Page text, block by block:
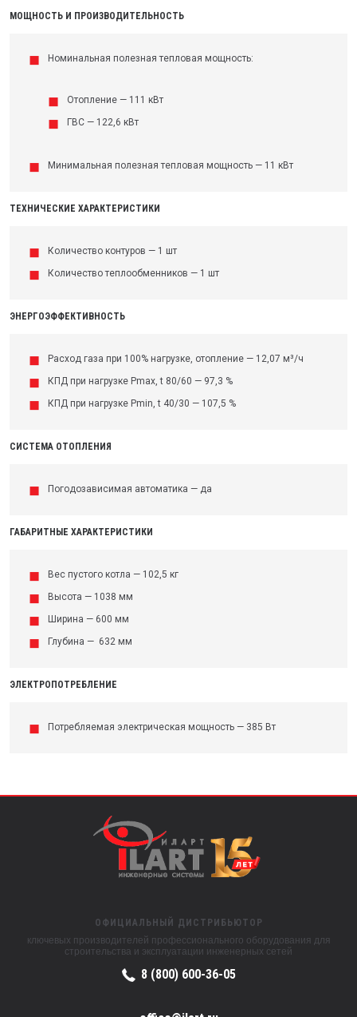
МОЩНОСТЬ И ПРОИЗВОДИТЕЛЬНОСТЬ
Номинальная полезная тепловая мощность:
Отопление — 111 кВт
ГВС — 122,6 кВт
Минимальная полезная тепловая мощность — 11 кВт
ТЕХНИЧЕСКИЕ ХАРАКТЕРИСТИКИ
Количество контуров — 1 шт
Количество теплообменников — 1 шт
ЭНЕРГОЭФФЕКТИВНОСТЬ
Расход газа при 100% нагрузке, отопление — 12,07 м³/ч
КПД при нагрузке Pmax, t 80/60 — 97,3 %
КПД при нагрузке Pmin, t 40/30 — 107,5 %
СИСТЕМА ОТОПЛЕНИЯ
Погодозависимая автоматика — да
ГАБАРИТНЫЕ ХАРАКТЕРИСТИКИ
Вес пустого котла — 102,5 кг
Высота — 1038 мм
Ширина — 600 мм
Глубина — 632 мм
ЭЛЕКТРОПОТРЕБЛЕНИЕ
Потребляемая электрическая мощность — 385 Вт
ОФИЦИАЛЬНЫЙ ДИСТРИБЬЮТОР
ключевых производителей профессионального оборудования для
строительства и эксплуатации инженерных сетей
8 (800) 600-36-05